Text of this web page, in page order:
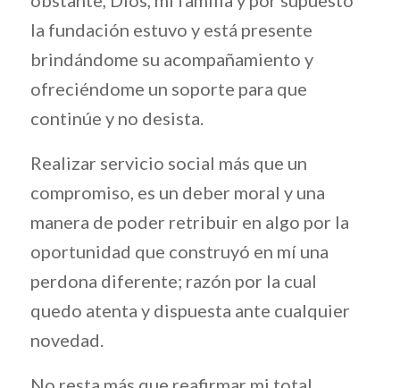
la fundación estuvo y está presente
brindándome su acompañamiento y
ofreciéndome un soporte para que
continúe y no desista.
Realizar servicio social más que un
compromiso, es un deber moral y una
manera de poder retribuir en algo por la
oportunidad que construyó en mí una
perdona diferente; razón por la cual
quedo atenta y dispuesta ante cualquier
novedad.